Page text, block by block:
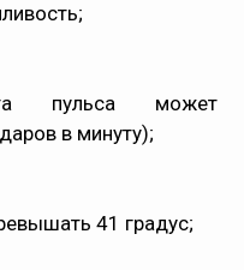
пульса может
в минуту);
41 градус;